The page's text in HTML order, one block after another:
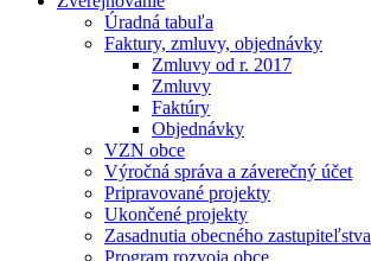
Úradná tabuľa
Faktury, zmluvy, objednávky
Zmluvy od r. 2017
Zmluvy
Faktúry
Objednávky
VZN obce
Výročná správa a záverečný účet
Pripravované projekty
Ukončené projekty
Zasadnutia obecného zastupiteľstva
Program rozvoja obce